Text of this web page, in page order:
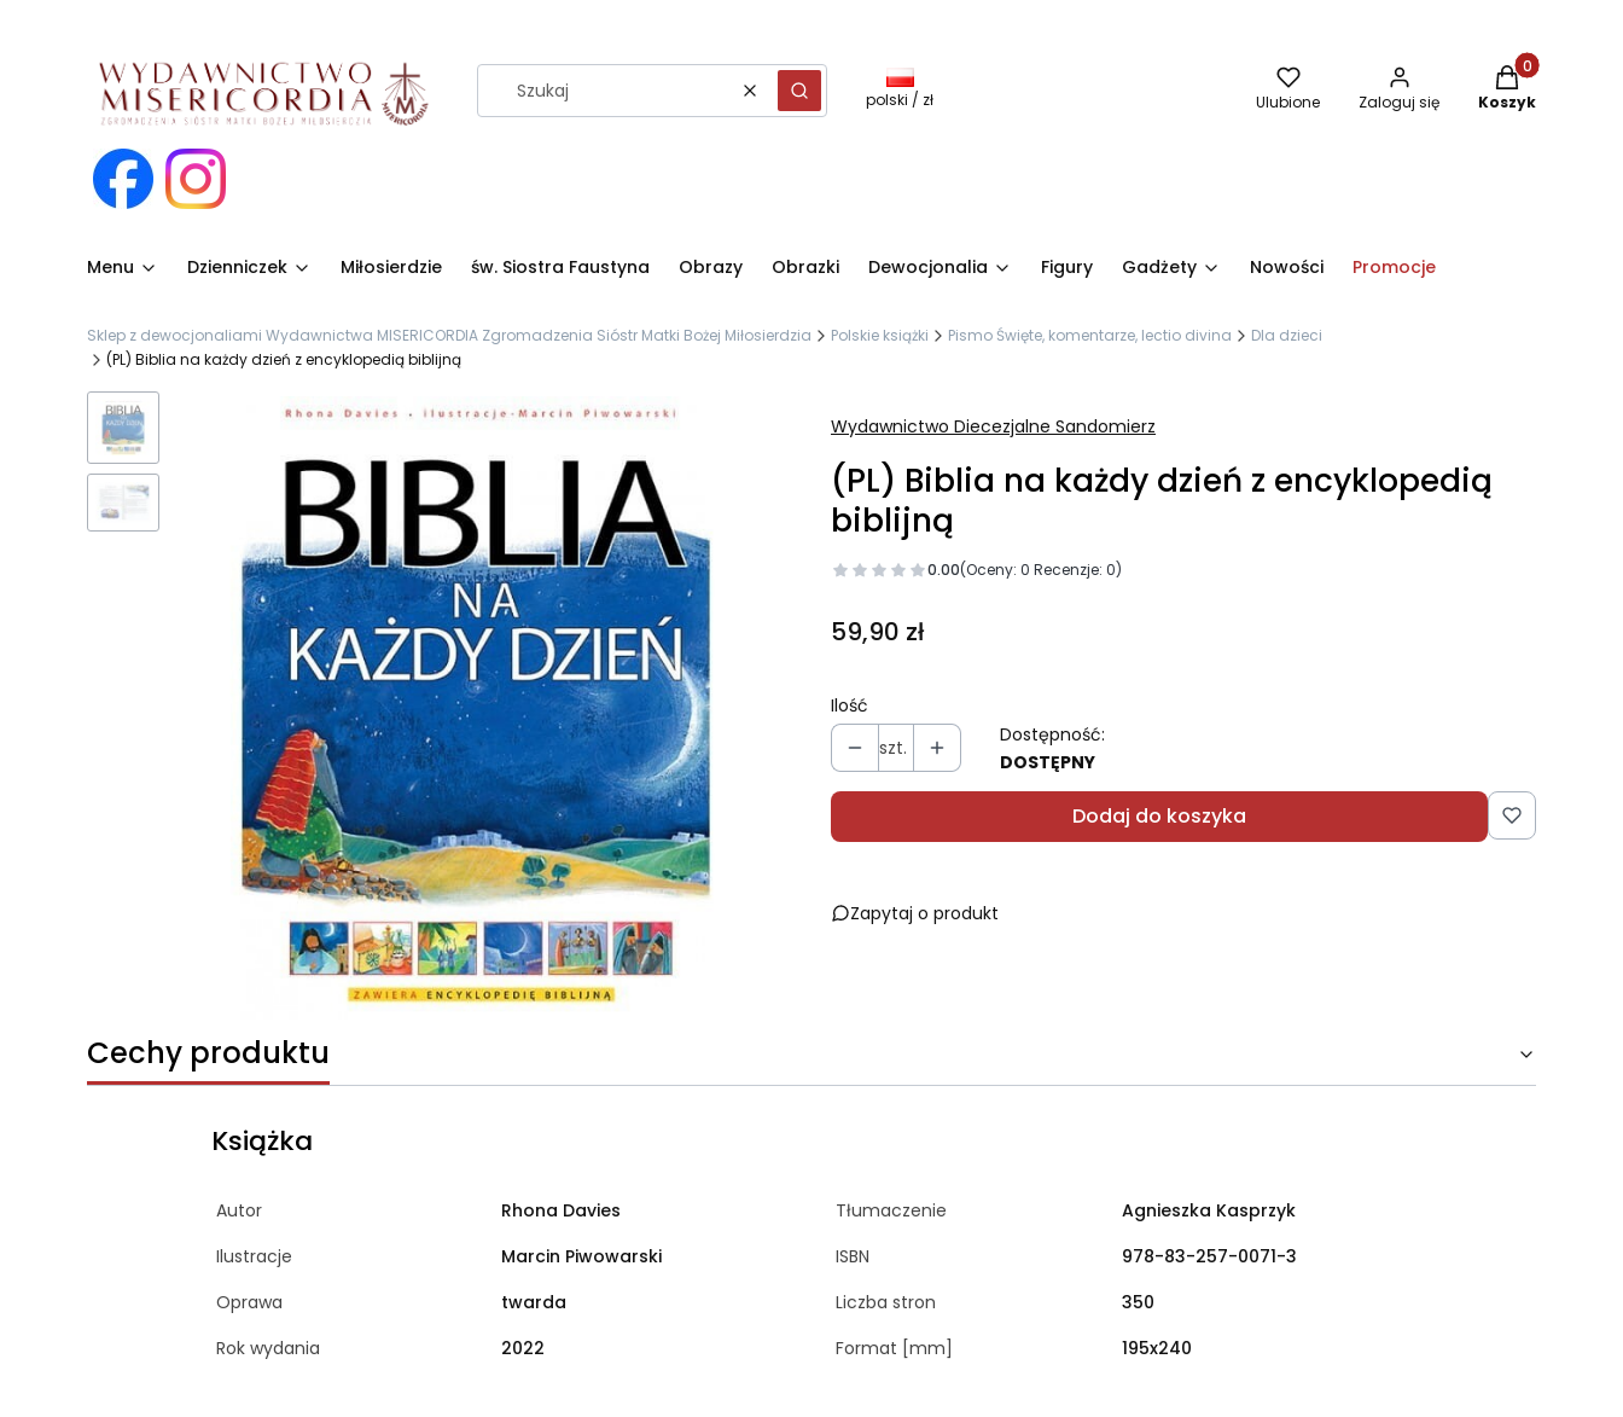
WyczyśćSzukaj polski / zł Ulubione Zaloguj się
Produkty w
Koszyk
Menu Dzienniczek Miłosierdzie św. Siostra Faustyna Obrazy Obrazki Dewocjonalia Figury Gadżety Nowości Promocje
Sklep z dewocjonaliami Wydawnictwa MISERICORDIA Zgromadzenia Sióstr Matki Bożej Miłosierdzia Polskie książki Pismo Święte, komentarze, lectio divina
Dla dzieci
(PL) Biblia na każdy dzień z encyklopedią biblijną
Wydawnictwo Diecezjalne Sandomierz
(PL) Biblia na każdy dzień z encyklopedią
biblijną
0.00(Oceny: 0 Recenzje: 0)
Cena
59,90 zł
Ilość
szt.
Dostępność:
DOSTĘPNY
Dodaj do koszyka
Zapytaj o produkt
Cechy produktu
Książka
Autor Rhona Davies Tłumaczenie
Agnieszka Kasprzyk
Ilustracje
Marcin Piwowarski ISBN
978-83-257-0071-3
Oprawa
twarda Liczba stron
350
Rok wydania
2022 Format [mm] 195x240